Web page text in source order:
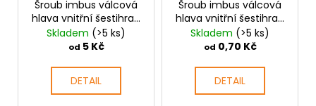
Šroub imbus válcová
hlava vnitřní šestihran
M12 pozink
Skladem (>5 ks)
od 5 Kč
DETAIL
Šroub imbus válcová
hlava vnitřní šestihran
M4 nerez
Skladem (>5 ks)
od 0,70 Kč
DETAIL